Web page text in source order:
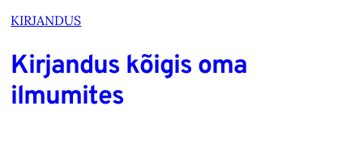
KIRJANDUS
Kirjandus kõigis oma
ilmumites